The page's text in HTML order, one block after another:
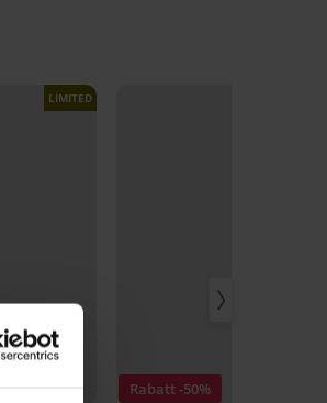
LIMITED
Rabatt -50%